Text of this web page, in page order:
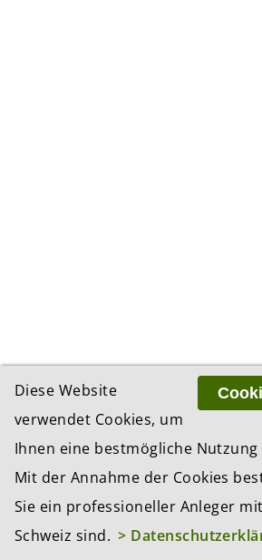
Diese Website
verwendet Cookies, um
Ihnen eine bestmögliche
Mit der Annahme der Cookies
Sie ein professioneller Anleger
Schweiz sind. >